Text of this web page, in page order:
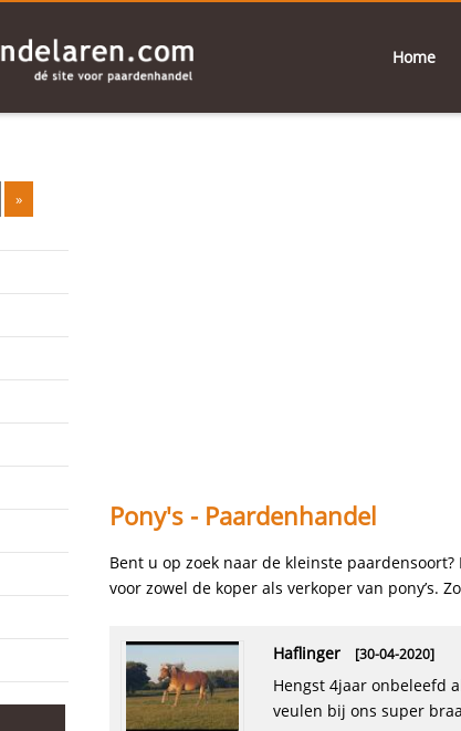
Home
Pony's - Paardenhandel
Bent u op zoek naar de kleinste
voor zowel de koper als verkoper van pony’s.
haflinger [30-04-2020]
hengst 4jaar onbeleefd altijd in handen geweest... vanaf
veulen bij ons super